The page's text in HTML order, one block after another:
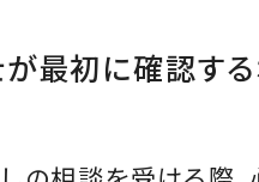
最初に確認する